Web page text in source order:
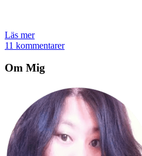
Läs mer
11 kommentarer
Om Mig